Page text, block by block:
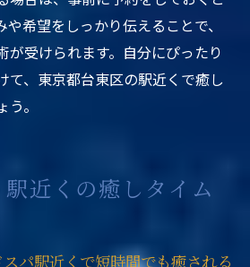
希望をしっかり伝えることで、
が受けられます。自分にぴったり
て、東京都台東区の駅近くで癒し
。
近くの癒しタイム
パ駅近くで短時間でも癒される